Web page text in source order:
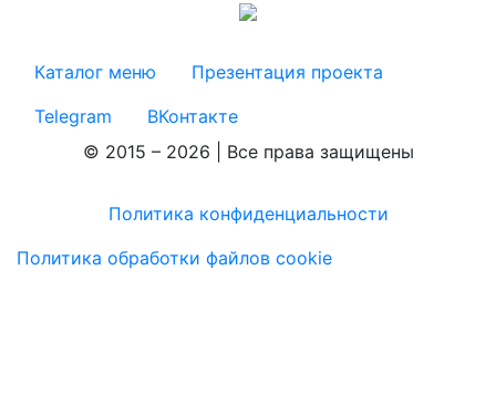
Каталог меню
Презентация проекта
Telegram
ВКонтакте
© 2015 – 2026 | Все права защищены
Политика конфиденциальности
Политика обработки файлов cookie